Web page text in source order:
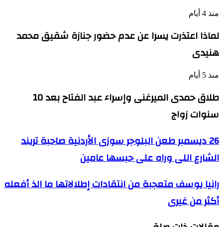
منذ 4 أيام
لماذا اعتذرت يسرا عن عدم حضور جنازة شقيق محمد
هنيدى
منذ 5 أيام
طلاق حمدى الميرغنى وإسراء عبد الفتاح بعد 10
سنوات زواج
26
ديسمبر
طعن
البلوجر
الأردنية
تريند
اللى
26 ديسمبر طعن البلوجر سوزى الأردنية صاحبة تريند
الشارع اللى وراه على حبسها عامين
رانيا
يوسف
متعجبة
رانيا يوسف متعجبة من انتقادات إطلالاتها ما الذ أفعله
أكثر من غيرى